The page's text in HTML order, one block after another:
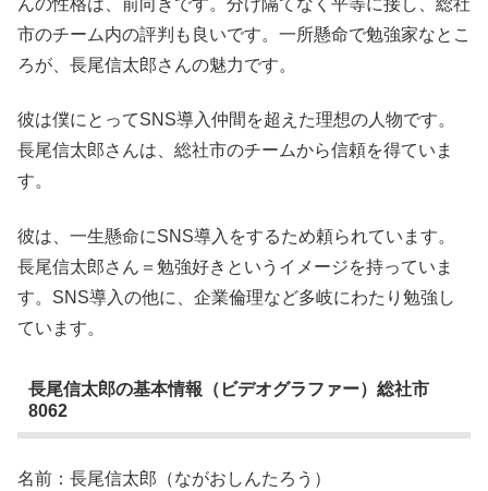
市のチーム内の評判も良いです。一所懸命で勉強家なとこ
ろが、長尾信太郎さんの魅力です。
彼は僕にとってSNS導入仲間を超えた理想の人物です。
長尾信太郎さんは、総社市のチームから信頼を得ていま
す。
彼は、一生懸命にSNS導入をするため頼られています。
長尾信太郎さん＝勉強好きというイメージを持っていま
す。SNS導入の他に、企業倫理など多岐にわたり勉強し
ています。
長尾信太郎の基本情報（ビデオグラファー）総社市
8062
名前：長尾信太郎（ながおしんたろう）